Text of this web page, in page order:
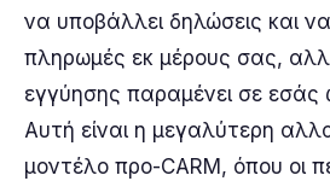
να υποβάλλει δηλώσεις και να
πληρωμές εκ μέρους σας,
εγγύησης παραμένει σε εσάς
Αυτή είναι η μεγαλύτερη
μοντέλο προ-CARM, όπου οι